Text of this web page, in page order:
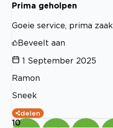
Prima geholpen
Goeie service, prima zaak
Beveelt aan
1 September 2025
Ramon
Sneek
delen
10